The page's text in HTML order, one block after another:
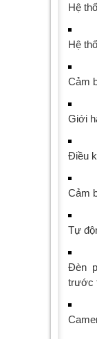
Hệ
Hệ
Cảm
Giới
Điều
Cảm
Tự
Đèn
trước